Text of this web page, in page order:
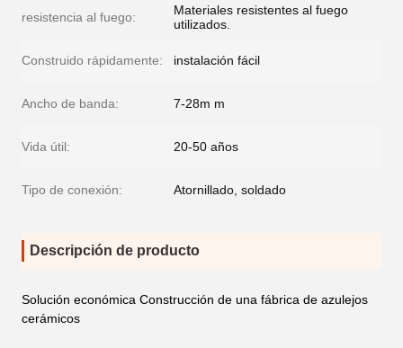
resistencia al fuego:
Materiales resistentes al fuego
utilizados.
Construido rápidamente: instalación fácil
Ancho de banda: 7-28m m
Vida útil: 20-50 años
Tipo de conexión: Atornillado, soldado
Descripción de producto
Solución económica Construcción de una fábrica de azulejos
cerámicos